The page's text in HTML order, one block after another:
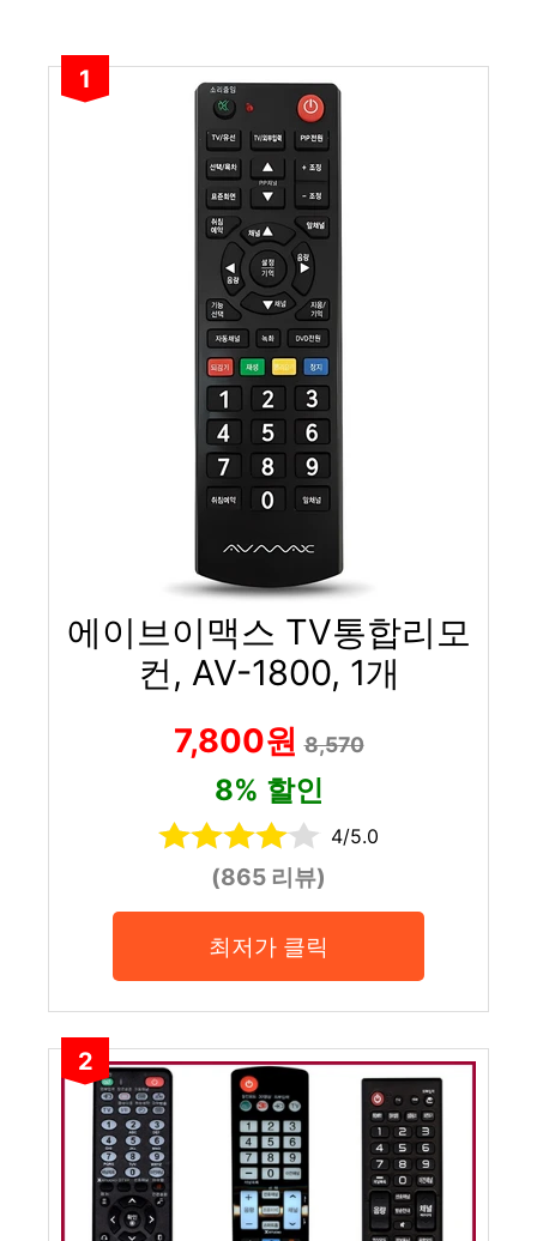
1
에이브이맥스 TV통합리모
컨, AV-1800, 1개
7,800원8,570
8% 할인
4/5.0
(865 리뷰)
최저가 클릭
2